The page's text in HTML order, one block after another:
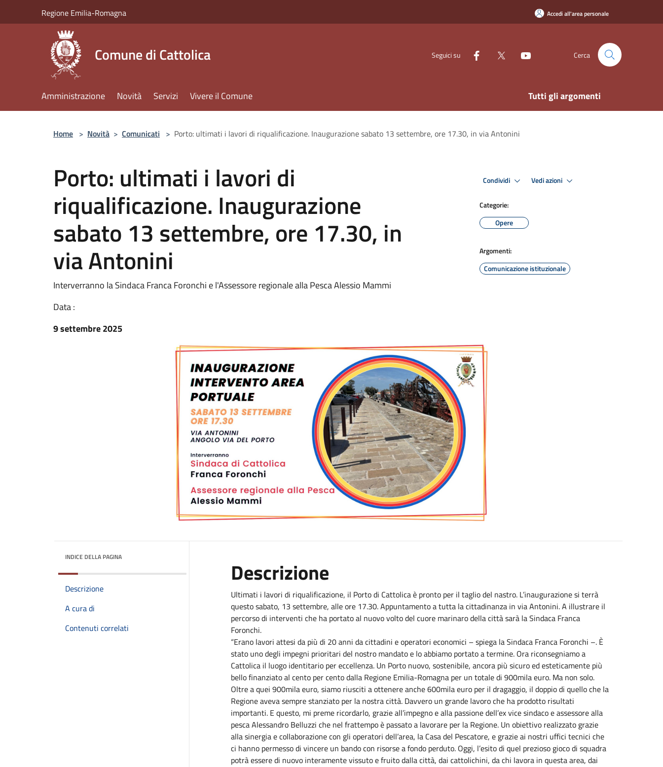
Regione Emilia-Romagna Accedi all'area personale
Comune di Cattolica Seguici su Cerca
Amministrazione Novità Servizi Vivere il Comune Tutti gli argomenti
Home > Novità > Comunicati > Porto: ultimati i lavori di riqualificazione. Inaugurazione sabato 13 settembre, ore 17.30, in via Antonini
Porto: ultimati i lavori di
riqualificazione. Inaugurazione
sabato 13 settembre, ore 17.30, in
via Antonini
Interverranno la Sindaca Franca Foronchi e l'Assessore regionale alla Pesca Alessio Mammi
Data :
9 settembre 2025
Condividi Vedi azioni
Categorie:
Opere
Argomenti:
Comunicazione istituzionale
INDICE DELLA PAGINA
Descrizione
A cura di
Contenuti correlati
Descrizione
Ultimati i lavori di riqualificazione, il Porto di Cattolica è pronto per il taglio del nastro. L’inaugurazione si terrà
questo sabato, 13 settembre, alle ore 17.30. Appuntamento a tutta la cittadinanza in via Antonini. A illustrare il
percorso di interventi che ha portato al nuovo volto del cuore marinaro della città sarà la Sindaca Franca
Foronchi.
“Erano lavori attesi da più di 20 anni da cittadini e operatori economici – spiega la Sindaca Franca Foronchi –. È
stato uno degli impegni prioritari del nostro mandato e lo abbiamo portato a termine. Ora riconsegniamo a
Cattolica il luogo identitario per eccellenza. Un Porto nuovo, sostenibile, ancora più sicuro ed esteticamente più
bello finanziato al cento per cento dalla Regione Emilia-Romagna per un totale di 900mila euro. Ma non solo.
Oltre a quei 900mila euro, siamo riusciti a ottenere anche 600mila euro per il dragaggio, il doppio di quello che la
Regione aveva sempre stanziato per la nostra città. Davvero un grande lavoro che ha prodotto risultati
importanti. E questo, mi preme ricordarlo, grazie all’impegno e alla passione dell’ex vice sindaco e assessore alla
pesca Alessandro Belluzzi che nel frattempo è passato a lavorare per la Regione. Un obiettivo realizzato grazie
alla sinergia e collaborazione con gli operatori dell’area, la Casa del Pescatore, e grazie ai nostri uffici tecnici che
ci hanno permesso di vincere un bando con risorse a fondo perduto. Oggi, l’esito di quel prezioso gioco di squadra
potrà essere di nuovo interamente vissuto e fruito dalla città, dai cattolichini, da chi lavora in questa area, dai